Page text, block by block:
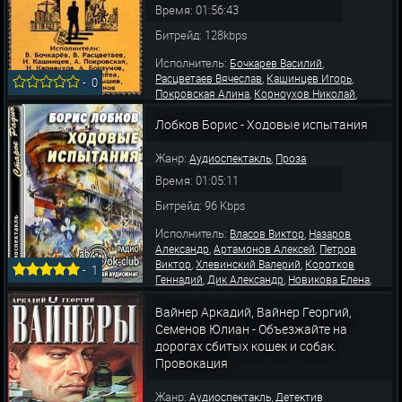
-0
Время: 01:56:43
Битрейд: 128kbps
Исполнитель: Бочкарев Василий,
Расцветаев Вячеслав, Кашинцев Игорь,
Покровская Алина, Корноухов Николай,
Иветта,Коршунов Виктор,Барышев
- 1
Лобков Борис - Ходовые испытания
Жанр:Аудиоспектакль, Проза
Время: 01:05:11
Битрейд: 96 Kbps
Исполнитель: Власов Виктор, Назаров
Александр,Артамонов Алексей, Петров
Виктор,Хлевинский Валерий, Коротков
Геннадий,Дик Александр, Новикова Елена,
Герман
Вайнер Аркадий, Вайнер Георгий,
Семенов Юлиан - Объезжайте на
дорогах сбитых кошек и собак.
Провокация
Жанр:Аудиоспектакль,Детектив